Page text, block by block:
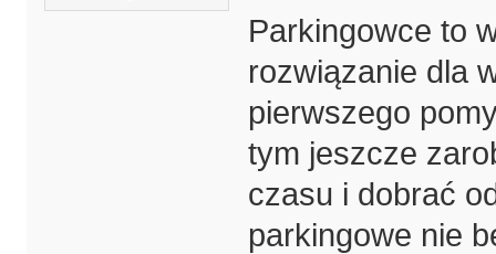
Parkingowce to
rozwiązanie dla
pierwszego
tym jeszcze
czasu i dobrać
parkingowe nie